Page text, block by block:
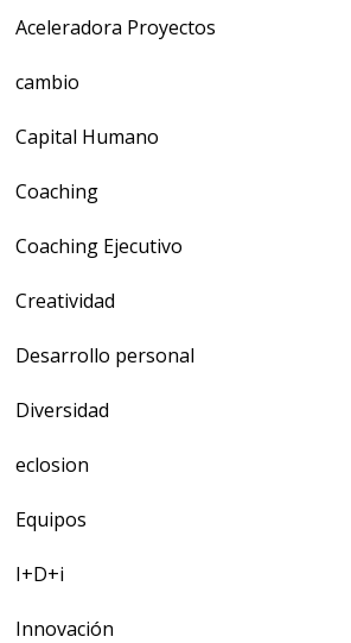
Aceleradora Proyectos
cambio
Capital Humano
Coaching
Coaching Ejecutivo
Creatividad
Desarrollo personal
Diversidad
eclosion
Equipos
I+D+i
Innovación